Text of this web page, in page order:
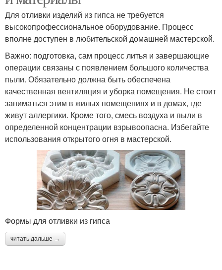
Для отливки изделий из гипса не требуется
высокопрофессиональное оборудование. Процесс
вполне доступен в любительской домашней мастерской.
Важно: подготовка, сам процесс литья и завершающие
операции связаны с появлением большого количества
пыли. Обязательно должна быть обеспечена
качественная вентиляция и уборка помещения. Не стоит
заниматься этим в жилых помещениях и в домах, где
живут аллергики. Кроме того, смесь воздуха и пыли в
определенной концентрации взрывоопасна. Избегайте
использования открытого огня в мастерской.
Формы для отливки из гипса
читать дальше →